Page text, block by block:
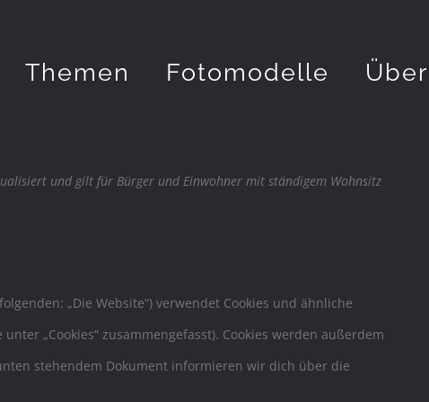
Themen Fotomodelle
und gilt für Bürger und Einwohner mit ständigem Wohnsitz
„Die Website“) verwendet Cookies und ähnliche
„Cookies“ zusammengefasst). Cookies werden außerdem
stehendem Dokument informieren wir dich über die